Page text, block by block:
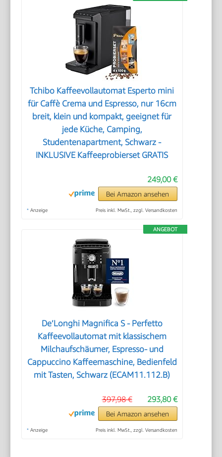
Tchibo Kaffeevollautomat Esperto mini
für Caffè Crema und Espresso, nur 16cm
breit, klein und kompakt, geeignet für
jede Küche, Camping,
Studentenapartment, Schwarz -
INKLUSIVE Kaffeeprobierset GRATIS
249,00 €
Bei Amazon ansehen
* Anzeige Preis inkl. MwSt., zzgl. Versandkosten
ANGEBOT
De’Longhi Magnifica S - Perfetto
Kaffeevollautomat mit klassischem
Milchaufschäumer, Espresso- und
Cappuccino Kaffeemaschine, Bedienfeld
mit Tasten, Schwarz (ECAM11.112.B)
293,80 €
397,98 €
Bei Amazon ansehen
* Anzeige Preis inkl. MwSt., zzgl. Versandkosten